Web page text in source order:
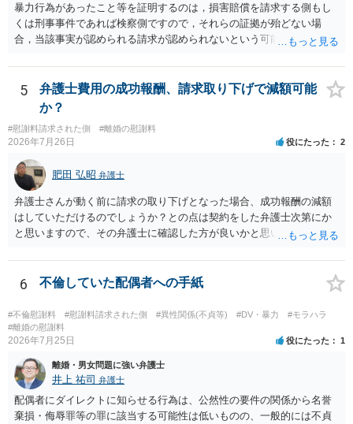
暴力行為があったこと等を証明するのは，損害賠償を請求する側もし
くは刑事事件であれば検察側ですので，それらの証拠が殆どない場
合，当該事実が認められる請求が認められないという可能性はあるで
5
弁護士費用の成功報酬、請求取り下げで減額可能
か？
#慰謝料請求された側 #離婚の慰謝料
2026年7月26日 役にたった 2
肥田 弘昭 弁護士
弁護士さんが動く前に請求の取り下げとなった場合、成功報酬の減額
はしていただけるのでしょうか？との点は契約をした弁護士次第にか
と思いますので、その弁護士に確認した方が良いかと思います。ご参
6 不倫していた配偶者への手紙
#不倫慰謝料 #慰謝料請求された側 #異性関係(不貞等) #DV・暴力
#モラハラ
#離婚の慰謝料
2026年7月25日 役にたった 1
離婚・男女問題に強い弁護士
井上 祐司 弁護士
配偶者にダイレクトに知らせる行為は、公然性の要件の関係から名誉
棄損・侮辱罪等の罪に該当する可能性は低いものの、一般的には不貞